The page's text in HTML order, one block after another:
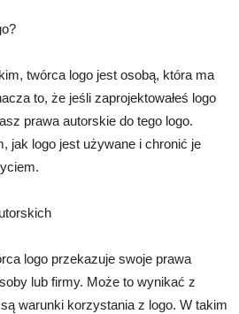
twórca logo jest osobą, która ma
to, że jeśli zaprojektowałeś logo
prawa autorskie do tego logo.
jak logo jest używane i chronić je
logo przekazuje swoje prawa
lub firmy. Może to wynikać z
warunki korzystania z logo. W takim